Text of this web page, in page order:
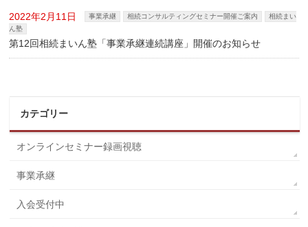
2022年2月11日 事業承継 相続コンサルティングセミナー開催ご案内
相続まい
ん塾
第12回相続まいん塾「事業承継連続講座」開催のお知らせ
カテゴリー
オンラインセミナー録画視聴
事業承継
入会受付中